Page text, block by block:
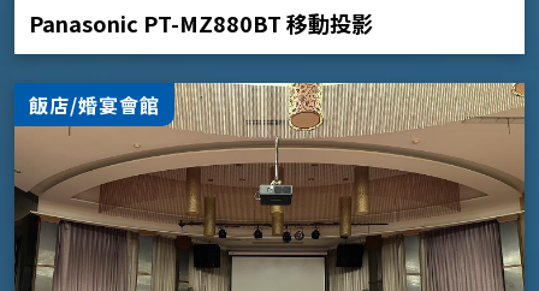
Panasonic PT-MZ880BT 移動投影
飯店/婚宴會館